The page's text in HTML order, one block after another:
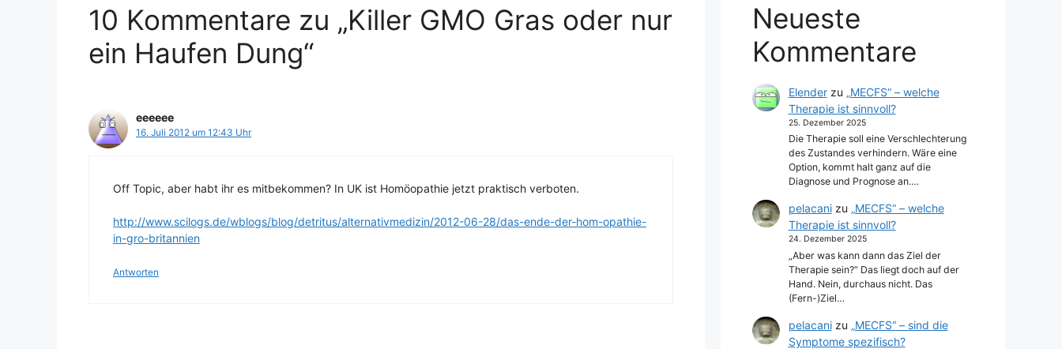
10 Kommentare zu „Killer GMO Gras oder nur
ein Haufen Dung“
eeeeee
16. Juli 2012 um 12:43 Uhr
Off Topic, aber habt ihr es mitbekommen? In UK ist Homöopathie jetzt praktisch verboten.
http://www.scilogs.de/wblogs/blog/detritus/alternativmedizin/2012-06-28/das-ende-der-hom-opathie-
in-gro-britannien
Antworten
Neueste
Kommentare
Elenderzu „MECFS“ – welche
Therapie ist sinnvoll?
25. Dezember 2025
Die Therapie soll eine Verschlechterung
des Zustandes verhindern. Wäre eine
Option, kommt halt ganz auf die
Diagnose und Prognose an.…
pelacanizu „MECFS“ – welche
Therapie ist sinnvoll?
24. Dezember 2025
„Aber was kann dann das Ziel der
Therapie sein?“ Das liegt doch auf der
Hand. Nein, durchaus nicht. Das
(Fern-)Ziel…
pelacanizu „MECFS“ – sind die
Symptome spezifisch?